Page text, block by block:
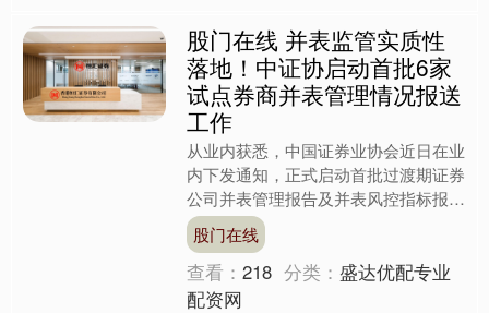
股门在线 并表监管实质性
落地！中证协启动首批6家
试点券商并表管理情况报送
工作
从业内获悉，中国证券业协会近日在业
内下发通知，正式启动首批过渡期证券
公司并表管理报告及并表风控指标报送
工作，标志着自《证券公司并表管理指
引（试行）》发布以来，行....
股门在线
查看：218 分类：盛达优配专业
配资网